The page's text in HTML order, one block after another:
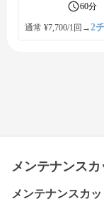
60分
通常 ¥7,700/1回 →2
メンテナンス
メンテナンスカ